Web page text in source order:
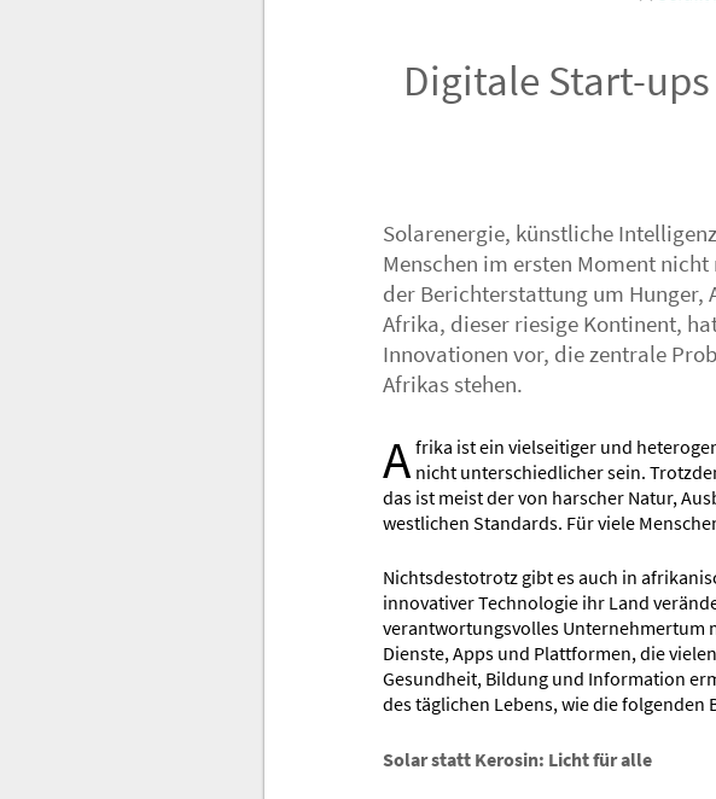
Digitale Start-
Solarenergie, künstliche
Menschen im ersten Moment
der Berichterstattung um Hunger,
Afrika, dieser riesige Kontinent,
Innovationen vor, die zentrale
Afrikas stehen.
A frika ist ein vielseitiger und
nicht unterschiedlicher sein.
das ist meist der von harscher Natur,
westlichen Standards. Für viele
Nichtsdestotrotz gibt es auch in
innovativer Technologie ihr Land
verantwortungsvolles Unternehmertum
Dienste, Apps und Plattformen, die
Gesundheit, Bildung und Information
des täglichen Lebens, wie die folgenden
Solar statt Kerosin: Licht für alle